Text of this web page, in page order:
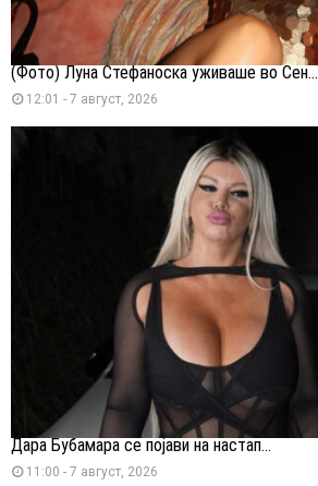
(Фото) Луна Стефаноска уживаше во Сен...
12:01 - 7 август, 2026
Дара Бубамара се појави на настап...
11:00 - 7 август, 2026